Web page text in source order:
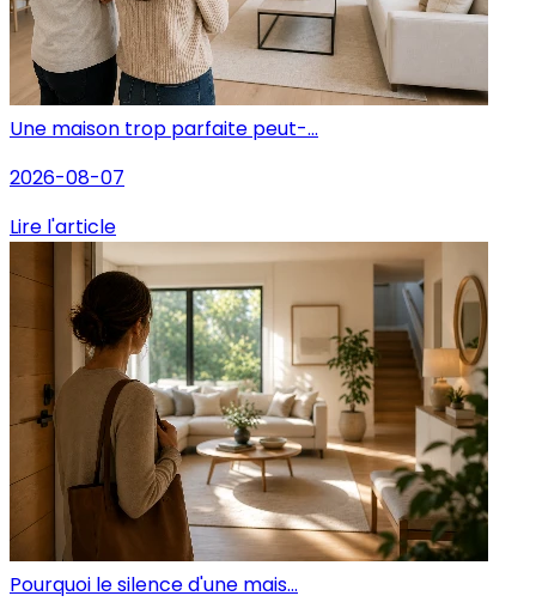
Une maison trop parfaite peut-...
2026-08-07
Lire l'article
Pourquoi le silence d'une mais...